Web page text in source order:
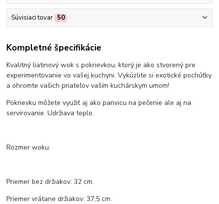
Súvisiaci tovar 50
Kompletné špecifikácie
Kvalitný liatinový wok s pokrievkou, ktorý je ako stvorený pre
experimentovanie vo vašej kuchyni. Vykúzlite si exotické pochúťky
a ohromte vašich priateľov vaším kuchárskym umom!
Pokrievku môžete využiť aj ako panvicu na pečenie ale aj na
servírovanie. Udržiava teplo.
Rozmer woku:
Priemer bez držiakov: 32 cm.
Priemer vrátane držiakov: 37,5 cm.